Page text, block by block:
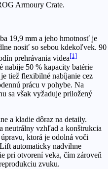
Armoury Crate.
19,9 mm a jeho hmotnosť je
nosiť so sebou kdekoľvek. 90
prehrávania videa[1]
nabije 50 % kapacity batérie
tiež flexibilné nabíjanie cez
prácu v pohybe. Na
sa však vyžaduje priložený
a kladie dôraz na detaily.
neutrálny vzhľad a konštrukcia
ktorá je odolná voči
automaticky nadvihne
pri otvorení veka, čím zároveň
zvuku.